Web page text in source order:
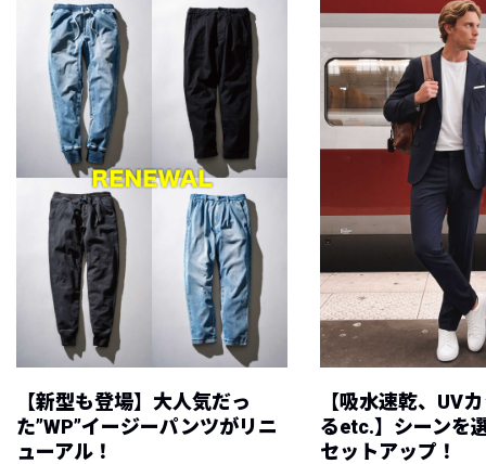
【新型も登場】大人気だっ
た”WP”イージーパンツがリニ
ューアル！
【吸水速乾、UV
るetc.】シーンを
セットアップ！